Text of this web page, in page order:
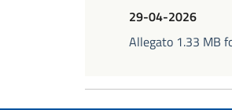
29-04-2026
Allegato 1.33 MB